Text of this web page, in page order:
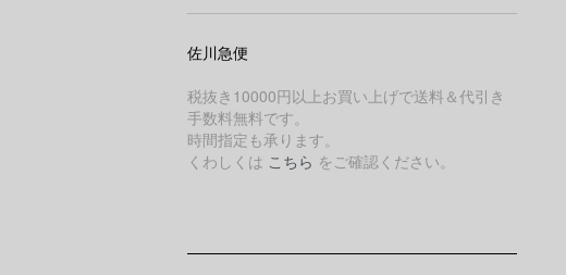
佐川急便
税抜き10000円以上お買い上げで送料＆代引き
手数料無料です。
時間指定も承ります。
くわしくは こちら をご確認ください。